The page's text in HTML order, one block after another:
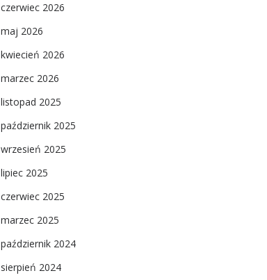
czerwiec 2026
maj 2026
kwiecień 2026
marzec 2026
listopad 2025
październik 2025
wrzesień 2025
lipiec 2025
czerwiec 2025
marzec 2025
październik 2024
sierpień 2024